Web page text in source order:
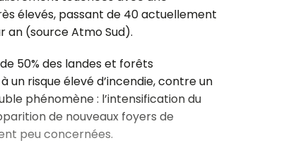
élevés, passant de 40 actuellement
an (source Atmo Sud).
50% des landes et forêts
risque élevé d’incendie, contre un
phénomène : l’intensification du
de nouveaux foyers de
peu concernées.